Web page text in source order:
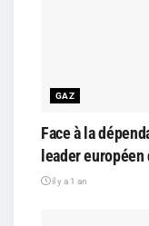
GAZ
Face à la
leader européen
il y a 1 an